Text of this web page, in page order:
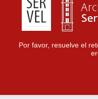
Por favor, resuelve el